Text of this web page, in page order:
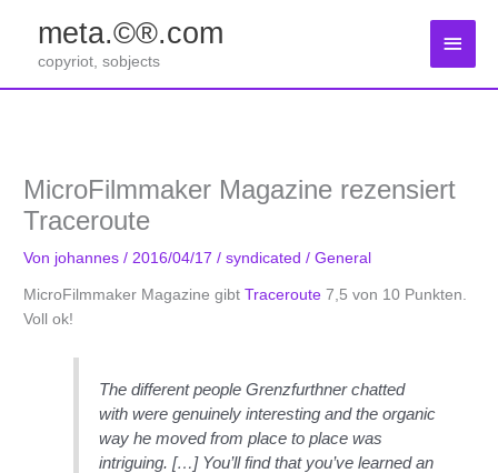
springen
meta.©®.com
copyriot, sobjects
MicroFilmmaker Magazine rezensiert
Traceroute
Von johannes/ 2016/04/17/syndicated /General
MicroFilmmaker Magazine gibtTraceroute 7,5 von 10 Punkten.
Voll ok!
The different people Grenzfurthner chatted
with were genuinely interesting and the organic
way he moved from place to place was
intriguing. […] You’ll find that you’ve learned an